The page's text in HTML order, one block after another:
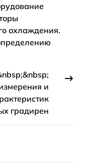
охлаждения.
и
градирен